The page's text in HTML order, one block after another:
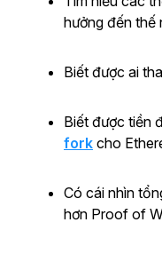
hưởng đến thế
Biết được ai
Biết được tiền
fork cho
Có cái nhìn
hơn Proof of